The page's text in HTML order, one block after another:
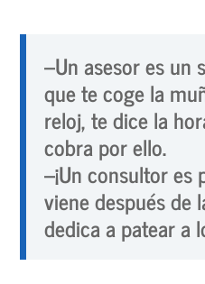
–Un asesor es un
que te coge la
reloj, te dice la
cobra por ello.
–¡Un consultor es
viene después de
dedica a patear a